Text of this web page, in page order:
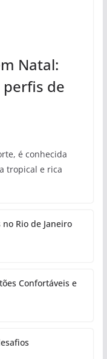
Natal:
de
é conhecida
tropical e rica
Rio de Janeiro
Confortáveis e